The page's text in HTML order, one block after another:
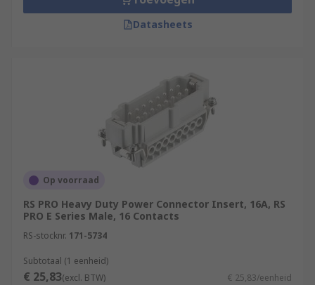
Datasheets
Op voorraad
RS PRO Heavy Duty Power Connector Insert, 16A, RS
PRO E Series Male, 16 Contacts
RS-stocknr. 171-5734
Subtotaal (1 eenheid)
€ 25,83(excl. BTW) € 25,83/eenheid